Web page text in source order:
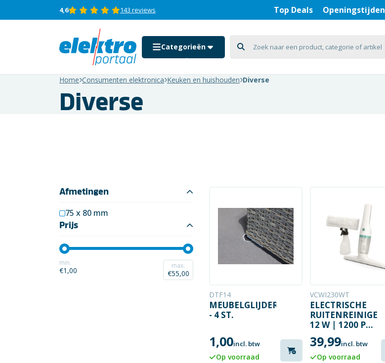
4,6 143 reviews Top Deals Openingstijden
Categorieën
Auto motor en boot
Domotica &
Installatietechniek
Home Consumenten elektronica Keuken en huishouden Diverse
Diverse
Prijs
min.
€1,00 max.
€55,00
Afmetingen
75 x 80 mm
DTF14
MEUBELGLIJDERS
- 4 ST.
1,00incl. btw
Op voorraad
VCWI230WT
ELECTRISCHE
RUITENREINIGER
12 W | 1200 PA
| AFNEEMBARE
VUILWATERTANK
39,99incl. btw
Op voorraad